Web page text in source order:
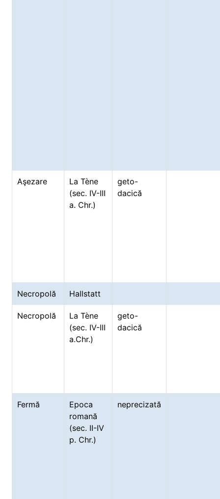
Aşezare
La Tène
(sec. IV-III
a. Chr.)
geto-
dacică
Necropolă Hallstatt
Necropolă
La Tène
(sec. IV-III
a.Chr.)
geto-
dacică
Fermă
Epoca
romană
(sec. II-IV
p. Chr.)
neprecizată